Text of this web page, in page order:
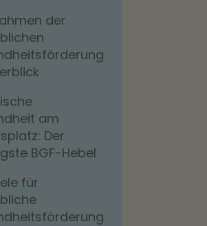
der
am
Der
BGF-Hebel
für